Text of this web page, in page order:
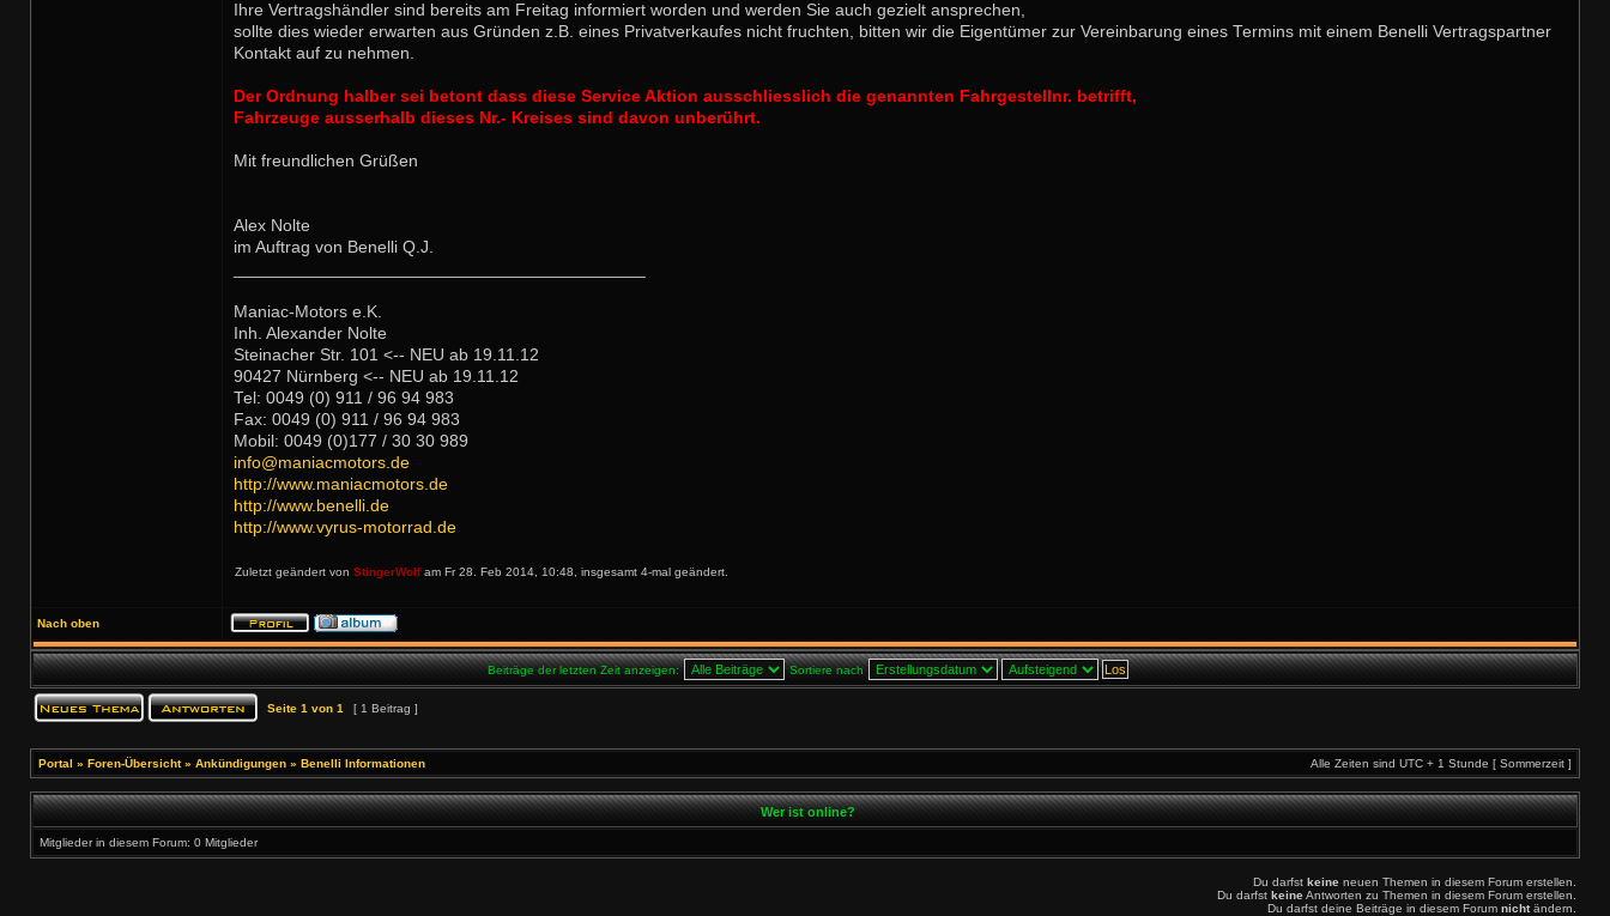
Ihre Vertragshändler sind bereits am Freitag informiert worden und werden Sie auch gezielt ansprechen,
sollte dies wieder erwarten aus Gründen z.B. eines Privatverkaufes nicht fruchten, bitten wir die Eigentümer zur Vereinbarung eines Termins mit einem Benelli Vertragspartner
Kontakt auf zu nehmen.
Der Ordnung halber sei betont dass diese Service Aktion ausschliesslich die genannten Fahrgestellnr. betrifft,
Fahrzeuge ausserhalb dieses Nr.- Kreises sind davon unberührt.
Mit freundlichen Grüßen
Alex Nolte
im Auftrag von Benelli Q.J.
Maniac-Motors e.K.
Inh. Alexander Nolte
Steinacher Str. 101 <-- NEU ab 19.11.12
90427 Nürnberg <-- NEU ab 19.11.12
Tel: 0049 (0) 911 / 96 94 983
Fax: 0049 (0) 911 / 96 94 983
Mobil: 0049 (0)177 / 30 30 989
info@maniacmotors.de
http://www.maniacmotors.de
http://www.benelli.de
http://www.vyrus-motorrad.de
Zuletzt geändert von StingerWolfam Fr 28. Feb 2014, 10:48, insgesamt 4-mal geändert.
Nach oben
Beiträge der letzten Zeit anzeigen: Sortiere nach
Seite 1 von 1 [ 1 Beitrag ]
Portal » Foren-Übersicht» Ankündigungen » Benelli Informationen Alle Zeiten sind UTC + 1 Stunde [ Sommerzeit ]
Wer ist online?
Mitglieder in diesem Forum: 0 Mitglieder
Du darfst keine neuen Themen in diesem Forum erstellen.
Du darfst keineAntworten zu Themen in diesem Forum erstellen.
Du darfst deine Beiträge in diesem Forum nichtändern.